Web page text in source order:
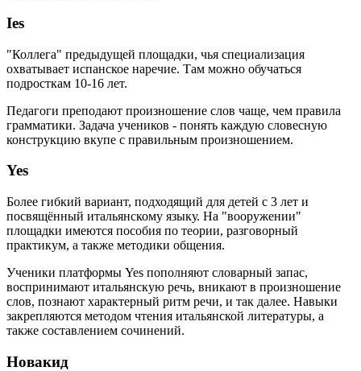
Ies
"Коллега" предыдущей площадки, чья специализация
охватывает испанское наречие. Там можно обучаться
подросткам 10-16 лет.
Педагоги преподают произношение слов чаще, чем правила
грамматики. Задача учеников - понять каждую словесную
конструкцию вкупе с правильным произношением.
Yes
Более гибкий вариант, подходящий для детей с 3 лет и
посвящённый итальянскому языку. На "вооружении"
площадки имеются пособия по теории, разговорный
практикум, а также методики общения.
Ученики платформы Yes пополняют словарный запас,
воспринимают итальянскую речь, вникают в произношение
слов, познают характерный ритм речи, и так далее. Навыки
закрепляются методом чтения итальянской литературы, а
также составлением сочинений.
Новакид